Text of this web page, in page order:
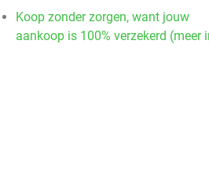
Koop zonder zorgen, want jouw
aankoop is 100% verzekerd (meer